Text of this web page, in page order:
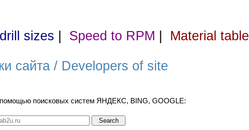
sizes Speed to RPM Material table
сайта / Developers of site
помощью поисковых систем ЯНДЕКС, BING, GOOGLE: